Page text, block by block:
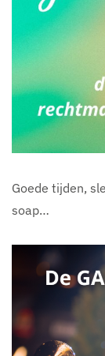
Goede tijden,
soap…